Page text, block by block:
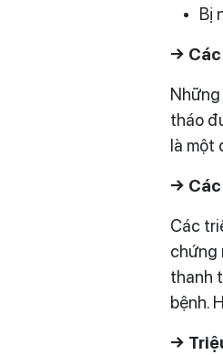
Bị
→ Các
tháo
là một
→ Các
Các
chứng
thanh
bệnh.
→